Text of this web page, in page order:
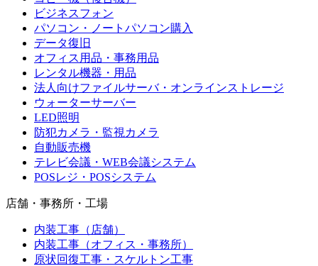
ビジネスフォン
パソコン・ノートパソコン購入
データ復旧
オフィス用品・事務用品
レンタル機器・用品
法人向けファイルサーバ・オンラインストレージ
ウォーターサーバー
LED照明
防犯カメラ・監視カメラ
自動販売機
テレビ会議・WEB会議システム
POSレジ・POSシステム
店舗・事務所・工場
内装工事（店舗）
内装工事（オフィス・事務所）
原状回復工事・スケルトン工事